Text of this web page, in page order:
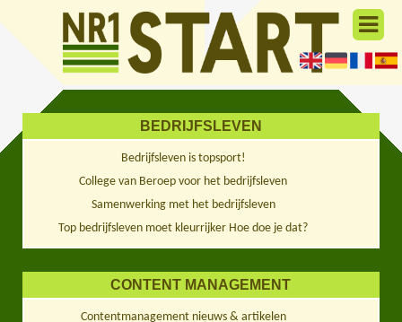
BEDRIJFSLEVEN
Bedrijfsleven is topsport!
College van Beroep voor het bedrijfsleven
Samenwerking met het bedrijfsleven
Top bedrijfsleven moet kleurrijker Hoe doe je dat?
CONTENT MANAGEMENT
Contentmanagement nieuws & artikelen